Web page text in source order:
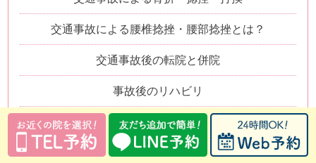
交通事故による腰椎捻挫・腰部捻挫とは？
交通事故後の転院と併院
事故後のリハビリ
むちうち